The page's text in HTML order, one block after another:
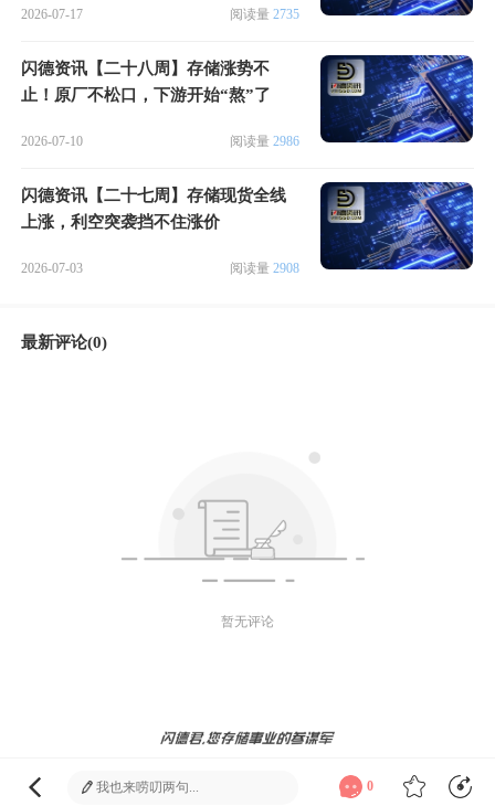
2026-07-17 阅读量 2735
闪德资讯【二十八周】存储涨势不
止！原厂不松口，下游开始“熬”了
2026-07-10 阅读量 2986
闪德资讯【二十七周】存储现货全线
上涨，利空突袭挡不住涨价
2026-07-03 阅读量 2908
最新评论(0)
暂无评论
0
发送